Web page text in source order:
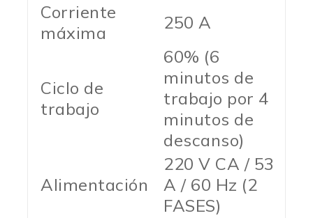
Corriente
máxima
250 A
Ciclo de
trabajo
60% (6
minutos de
trabajo por 4
minutos de
descanso)
Alimentación
220 V CA / 53
A / 60 Hz (2
FASES)